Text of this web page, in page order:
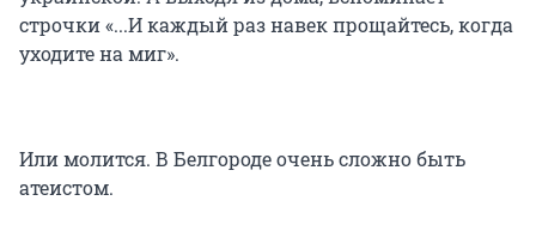
строчки «...И каждый раз навек прощайтесь, когда
уходите на миг».
Или молится. В Белгороде очень сложно быть
атеистом.